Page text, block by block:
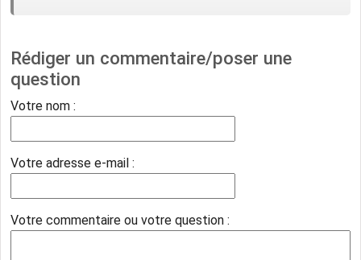
Rédiger un commentaire/poser une
question
Votre nom :
Votre adresse e-mail :
Votre commentaire ou votre question :